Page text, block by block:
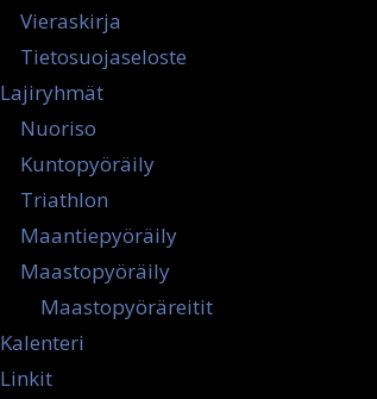
Vieraskirja
Tietosuojaseloste
Lajiryhmät
Nuoriso
Kuntopyöräily
Triathlon
Maantiepyöräily
Maastopyöräily
Maastopyöräreitit
Kalenteri
Linkit